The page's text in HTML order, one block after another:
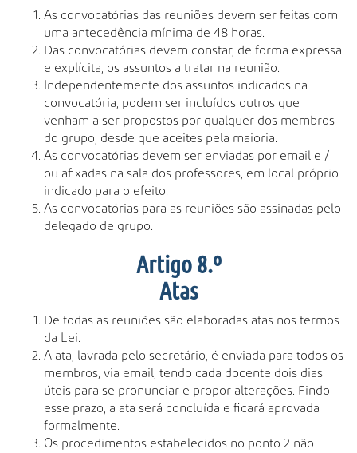
As convocatórias das reuniões devem ser feitas com
uma antecedência mínima de 48 horas.
Das convocatórias devem constar, de forma expressa
e explícita, os assuntos a tratar na reunião.
Independentemente dos assuntos indicados na
convocatória, podem ser incluídos outros que
venham a ser propostos por qualquer dos membros
do grupo, desde que aceites pela maioria.
As convocatórias devem ser enviadas por email e /
ou afixadas na sala dos professores, em local próprio
indicado para o efeito.
As convocatórias para as reuniões são assinadas pelo
delegado de grupo.
Artigo 8.º
Atas
De todas as reuniões são elaboradas atas nos termos
da Lei.
A ata, lavrada pelo secretário, é enviada para todos os
membros, via email, tendo cada docente dois dias
úteis para se pronunciar e propor alterações. Findo
esse prazo, a ata será concluída e ficará aprovada
formalmente.
Os procedimentos estabelecidos no ponto 2 não